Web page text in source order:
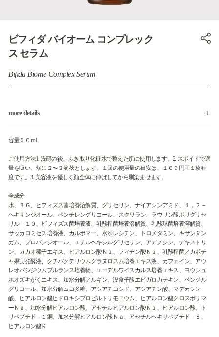
ビフィダ バイオーム コンプレック
ス セラム
Bifida Biome Complex Serum
more details
容量５０ｍL
ご使用方法1. 洗顔の後、ふき取り化粧水で整えた肌に使用します。2. スポイドで適
量を吸い、頬に２〜３滴落とします。１回の使用量の目安は、１００円玉１枚程
度です。3. 美容液を優しく顔全体に伸ばしてから馴染ませます。
全成分
水、ＢＧ、ビフィズス菌培養溶解質、グリセリン、ナイアシンアミド、１，２－
ヘキサンジオール、ペンチレングリコール、スクワラン、ラウリン酸ポリグリセ
リル－１０、ビフィズス菌培養液、乳酸桿菌培養溶解質、乳酸球菌培養溶解質、
サッカロミセス培養液、カルボマー、水添レシチン、トロメタミン、キサンタン
ガム、プロパンジオール、エチルヘキシルグリセリン、アデノシン、デキストリ
ン、カカオ種子エキス、ヒアルロン酸Ｎａ、フィチン酸Ｎａ、乳酸桿菌／カボチ
ャ果実発酵液、クチバクテリウムグラヌロスム培養エキス液、カフェイン、アウ
レオバシジウムプルランス培養物、エーデルワイスカルス培養エキス、ヨウシュ
ホオズキがくエキス、加水分解アルギン、没食子酸エピガロカテキン、ベンジル
グリコール、加水分解ムコ多糖、アシアチコシド、アシアチン酸、マデカシン
酸、ヒアルロン酸ヒドロキシプロピルトリモニウム、ヒアルロン酸クロスポリマ
ーＮａ、加水分解ヒアルロン酸、アセチルヒアルロン酸Ｎａ、ヒアルロン酸、ト
リペプチド－１銅、加水分解ヒアルロン酸Ｎａ、アセチルヘキサペプチド－８、
ヒアルロン酸Ｋ